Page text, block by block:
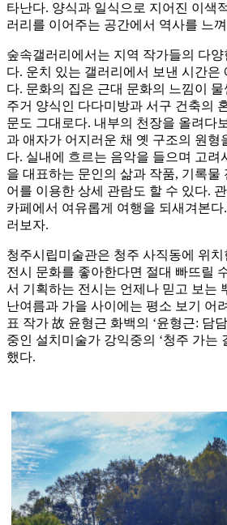
타난다. 양식과 일식으로 지어진 이색
러리를 이어주는 공간에서 역사를 느
숲속갤러리에서는 지역 작가들의 다
다. 운치 있는 갤러리에서 보낸 시간은
다. 문화의 집은 근대 문화의 느낌이
주거 양식인 다다미방과 서구 건축의
문도 그대로다. 내부의 천장을 올려다
과 애자가 어지러운 채 옛 구조의 원형
다. 실내에 흐르는 음악을 들으며 고려
을 대표하는 문인의 삶과 작품, 기록물
어를 이용한 상세 관람도 할 수 있다.
카페에서 여유롭게 여행을 되새겨본
러보자.
청주시립미술관은 청주 사직동에 위
전시 문화를 좋아한다면 절대 빠뜨릴
서 기획하는 전시는 언제나 믿고 보는
난여름과 가을 사이에는 평소 보기 어
표 작가 故 윤형근 화백의 ‘윤형근: 담
중인 설치미술가 강익중의 ‘청주 가는
했다.